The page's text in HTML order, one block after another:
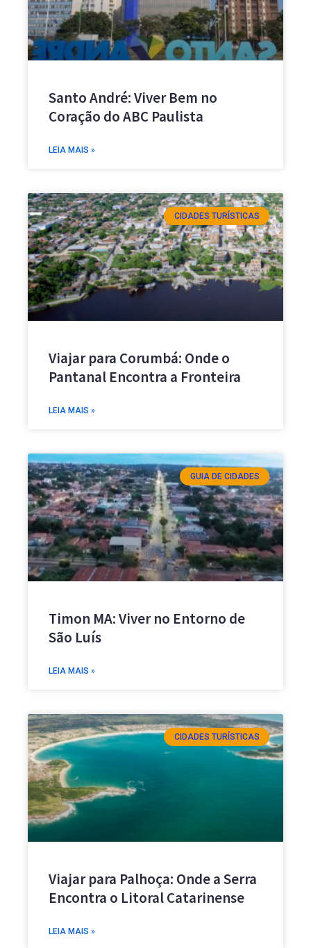
Santo André: Viver Bem no
Coração do ABC Paulista
LEIA MAIS »
CIDADES TURÍSTICAS
Viajar para Corumbá: Onde o
Pantanal Encontra a Fronteira
LEIA MAIS »
GUIA DE CIDADES
Timon MA: Viver no Entorno de
São Luís
LEIA MAIS »
CIDADES TURÍSTICAS
Viajar para Palhoça: Onde a Serra
Encontra o Litoral Catarinense
LEIA MAIS »